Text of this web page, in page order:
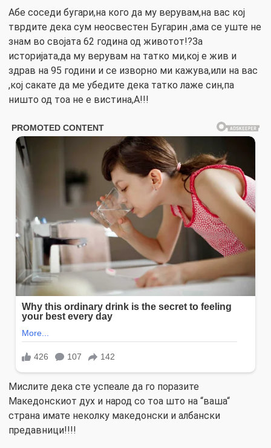
Абе соседи бугари,на кого да му верувам,на вас кој
тврдите дека сум неосвестен Бугарин ,ама се уште не
знам во својата 62 година од животот!?За
историјата,да му верувам на татко ми,кој е жив и
здрав на 95 години и се изворно ми кажува,или на вас
,кој сакате да ме убедите дека татко лаже син,па
ништо од тоа не е вистина,А!!!
Мислите дека сте успеале да го поразите
Македонскиот дух и народ со тоа што на “ваша“
страна имате неколку македонски и албански
предавници!!!!